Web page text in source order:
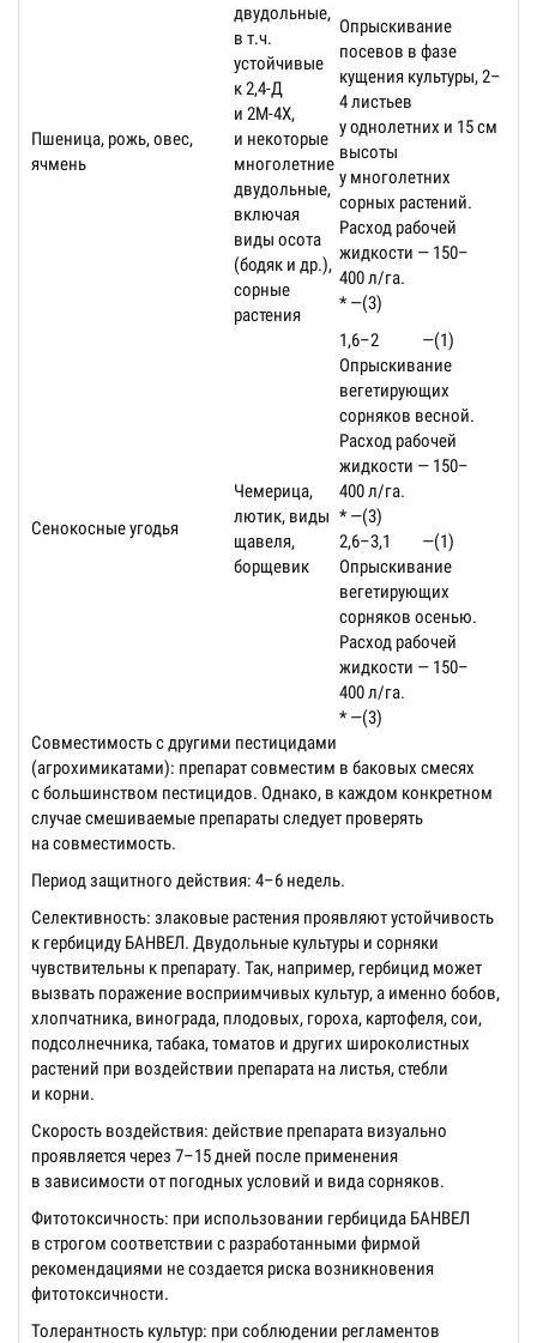
Пшеница, рожь, овес,
ячмень
двудольные,
в т.ч.
устойчивые
к 2,4-Д
и 2М-4Х,
и некоторые
многолетние
двудольные,
включая
виды осота
(бодяк и др.),
сорные
растения
Опрыскивание
посевов в фазе
кущения культуры, 2–
4 листьев
у однолетних и 15 см
высоты
у многолетних
сорных растений.
Расход рабочей
жидкости — 150–
400 л/га.
* —(3)
Сенокосные угодья
Чемерица,
лютик, виды
щавеля,
борщевик
1,6–2
—(1)
Опрыскивание
вегетирующих
сорняков весной.
Расход рабочей
жидкости — 150–
400 л/га.
* —(3)
2,6–3,1
—(1)
Опрыскивание
вегетирующих
сорняков осенью.
Расход рабочей
жидкости — 150–
400 л/га.
* —(3)
Совместимость с другими пестицидами
(агрохимикатами): препарат совместим в баковых смесях
с большинством пестицидов. Однако, в каждом конкретном
случае смешиваемые препараты следует проверять
на совместимость.
Период защитного действия: 4–6 недель.
Селективность: злаковые растения проявляют устойчивость
к гербициду БАНВЕЛ. Двудольные культуры и сорняки
чувствительны к препарату. Так, например, гербицид может
вызвать поражение восприимчивых культур, а именно бобов,
хлопчатника, винограда, плодовых, гороха, картофеля, сои,
подсолнечника, табака, томатов и других широколистных
растений при воздействии препарата на листья, стебли
и корни.
Скорость воздействия: действие препарата визуально
проявляется через 7–15 дней после применения
в зависимости от погодных условий и вида сорняков.
Фитотоксичность: при использовании гербицида БАНВЕЛ
в строгом соответствии с разработанными фирмой
рекомендациями не создается риска возникновения
фитотоксичности.
Толерантность культур: при соблюдении регламентов